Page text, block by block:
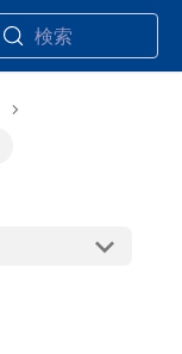
検索